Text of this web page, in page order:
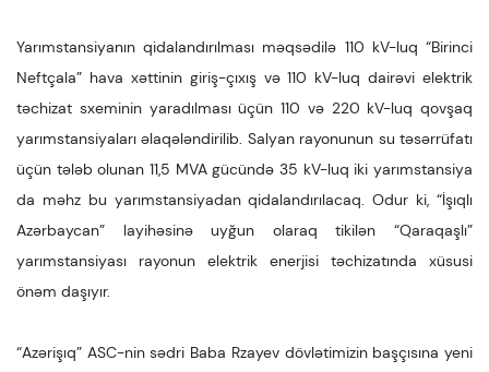
Yarımstansiyanın qidalandırılması məqsədilə 110 kV-luq “Birinci
Neftçala” hava xəttinin giriş-çıxış və 110 kV-luq dairəvi elektrik
təchizat sxeminin yaradılması üçün 110 və 220 kV-luq qovşaq
yarımstansiyaları əlaqələndirilib. Salyan rayonunun su təsərrüfatı
üçün tələb olunan 11,5 MVA gücündə 35 kV-luq iki yarımstansiya
da məhz bu yarımstansiyadan qidalandırılacaq. Odur ki, “İşıqlı
Azərbaycan” layihəsinə uyğun olaraq tikilən “Qaraqaşlı”
yarımstansiyası rayonun elektrik enerjisi təchizatında xüsusi
önəm daşıyır.
“Azərişıq” ASC-nin sədri Baba Rzayev dövlətimizin başçısına yeni